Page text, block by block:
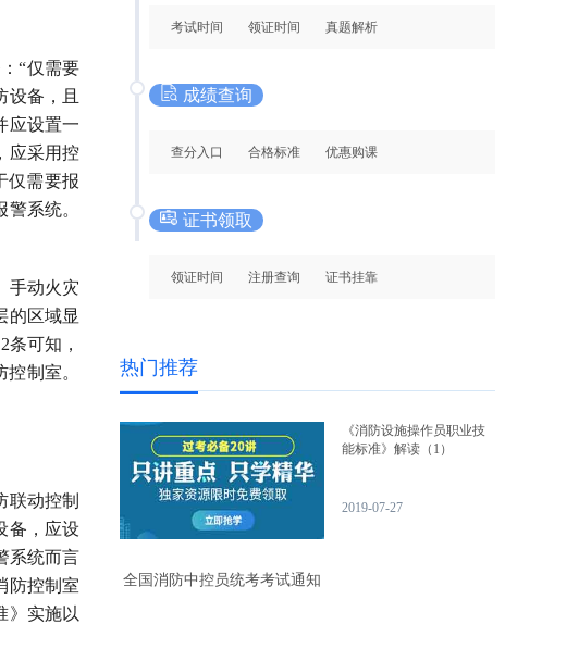
“仅需要
备，且
应设置一
应采用控
仅需要报
系统。
手动火灾
的区域显
可知，
制室。
联动控制
备，应设
系统而言
防控制室
》实施以
考试时间 领证时间 真题解析
成绩查询
查分入口 合格标准 优惠购课
证书领取
领证时间 注册查询 证书挂靠
热门推荐
《消防设施操作员职业技
能标准》解读（1）
2019-07-27
全国消防中控员统考考试通知